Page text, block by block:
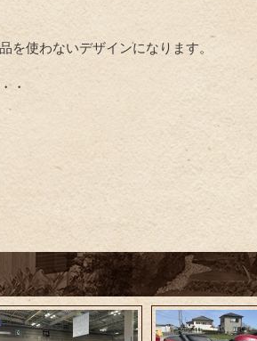
を使わないデザインになります。
・